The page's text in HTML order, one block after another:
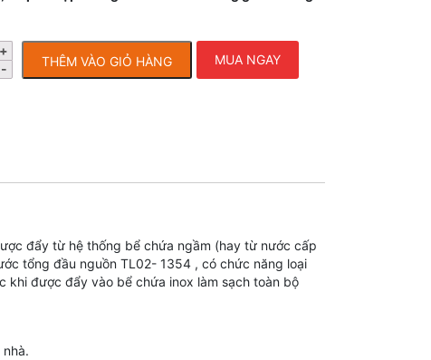
THÊM VÀO GIỎ HÀNG MUA NGAY
đẩy từ hệ thống bể chứa ngầm (hay từ nước cấp
tổng đầu nguồn TL02- 1354 , có chức năng loại
khi được đẩy vào bể chứa inox làm sạch toàn bộ